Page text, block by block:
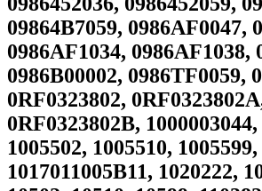
09864B7059, 0986AF0047,
0986AF1034, 0986AF1038,
0986B00002, 0986TF0059,
0RF0323802,
0RF0323802B, 1000003044,
1005502, 1005510,
1017011005B11, 1020222,